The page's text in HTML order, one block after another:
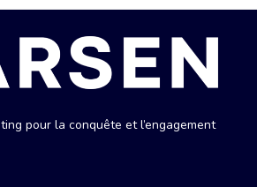
pour la conquête et l’engagement